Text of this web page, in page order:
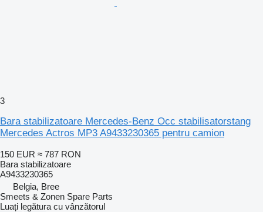
3
Bara stabilizatoare Mercedes-Benz Occ stabilisatorstang
Mercedes Actros MP3 A9433230365 pentru camion
150 EUR ≈ 787 RON
Bara stabilizatoare
A9433230365
Belgia, Bree
Smeets & Zonen Spare Parts
Luați legătura cu vânzătorul